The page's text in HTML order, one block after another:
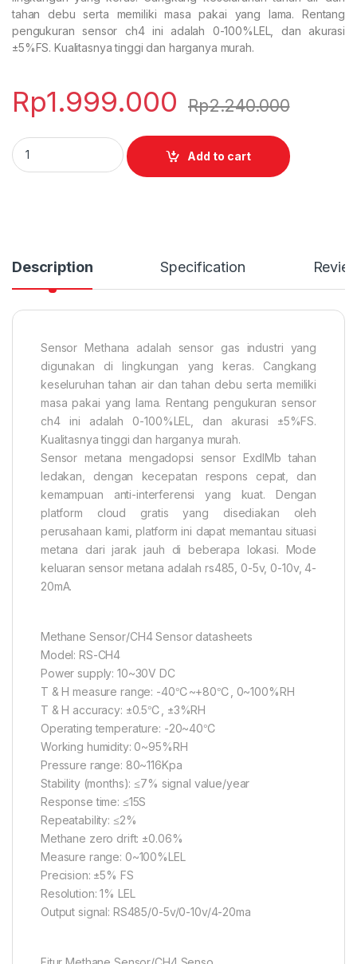
tahan debu serta memiliki masa pakai yang lama. Rentang
pengukuran sensor ch4 ini adalah 0-100%LEL, dan akurasi
±5%FS. Kualitasnya tinggi dan harganya murah.
Rp1.999.000 Rp2.240.000
Methane Sensor quantity
Add to cart
Description Specification
Sensor Methana adalah sensor gas industri yang
digunakan di lingkungan yang keras. Cangkang
keseluruhan tahan air dan tahan debu serta memiliki
masa pakai yang lama. Rentang pengukuran sensor
ch4 ini adalah 0-100%LEL, dan akurasi ±5%FS.
Kualitasnya tinggi dan harganya murah.
Sensor metana mengadopsi sensor ExdIMb tahan
ledakan, dengan kecepatan respons cepat, dan
kemampuan anti-interferensi yang kuat. Dengan
platform cloud gratis yang disediakan oleh
perusahaan kami, platform ini dapat memantau situasi
metana dari jarak jauh di beberapa lokasi. Mode
keluaran sensor metana adalah rs485, 0-5v, 0-10v, 4-
20mA.
Methane Sensor/CH4 Sensor datasheets
Model: RS-CH4
Power supply: 10~30V DC
T & H measure range: -40℃~+80℃, 0~100%RH
T & H accuracy: ±0.5℃, ±3%RH
Operating temperature: -20~40℃
Working humidity: 0~95%RH
Pressure range: 80~116Kpa
Stability (months): ≤7% signal value/year
Response time: ≤15S
Repeatability: ≤2%
Methane zero drift: ±0.06%
Measure range: 0~100%LEL
Precision: ±5% FS
Resolution: 1% LEL
Output signal: RS485/0-5v/0-10v/4-20ma